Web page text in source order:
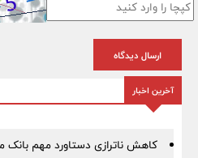
ارسال دیدگاه
آخرین اخبار
کاهش ناترازی دستاورد مهم